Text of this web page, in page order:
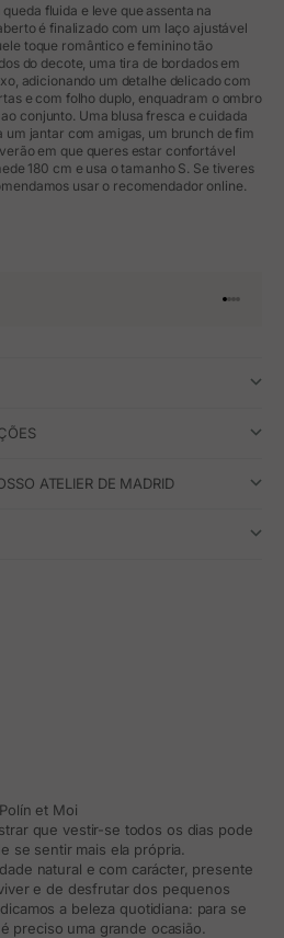
fluida e leve que assenta na
é finalizado com um laço ajustável
toque romântico e feminino tão
do decote, uma tira de bordados em
adicionando um detalhe delicado com
e com folho duplo, enquadram o ombro
conjunto. Uma blusa fresca e cuidada
um jantar com amigas, um brunch de fim
em que queres estar confortável
180 cm e usa o tamanho S. Se tiveres
usar o recomendador online.
Ir para o
Ir para
Ir para
Ir para
ATELIER DE MADRID
Polín et Moi
que vestir-se todos os dias pode
se sentir mais ela própria.
natural e com carácter, presente
e de desfrutar dos pequenos
a beleza quotidiana: para se
preciso uma grande ocasião.